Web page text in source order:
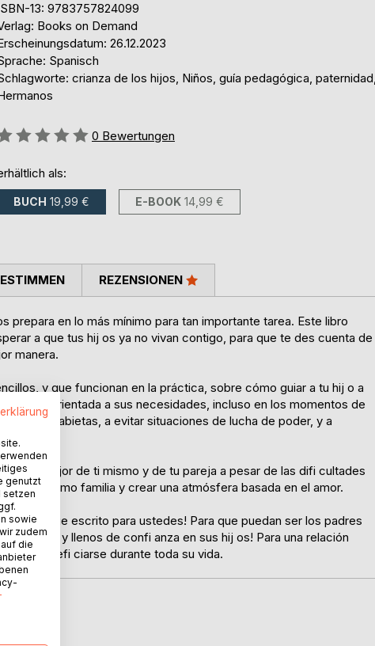
13: 9783757824099
Books on Demand
26.12.2023
Spanisch
crianza de los hijos, Niños, guía pedagógica, paternidad,
0 Bewertungen
als:
BUCH 19,99 € E-BOOK 14,99 €
prepara en lo más mínimo para tan importante tarea. Este libro
a que tus hij os ya no vivan contigo, para que te des cuenta de
manera.
y que funcionan en la práctica, sobre cómo guiar a tu hij o a
y orientada a sus necesidades, incluso en los momentos de
rabietas, a evitar situaciones de lucha de poder, y a
mejor de ti mismo y de tu pareja a pesar de las difi cultades
como familia y crear una atmósfera basada en el amor.
libro fue escrito para ustedes! Para que puedan ser los padres
y llenos de confi anza en sus hij os! Para una relación
benefi ciarse durante toda su vida.
REZENSIONEN
genutzt
setzen
sowie
zudem
die